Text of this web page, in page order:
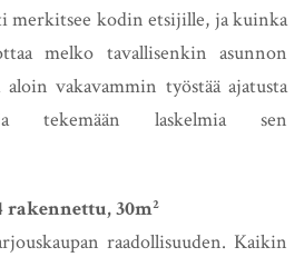
merkitsee kodin etsijille, ja kuinka
melko tavallisenkin asunnon
aloin vakavammin työstää ajatusta
ja tekemään laskelmia sen
rakennettu, 30m²
raadollisuuden. Kaikin